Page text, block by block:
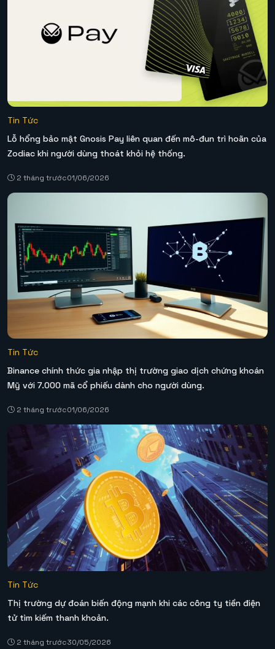
Tin Tức
Lỗ hổng bảo mật Gnosis Pay liên quan đến mô-đun trì hoãn của
Zodiac khi người dùng thoát khỏi hệ thống.
2 tháng trước01/06/2026
Tin Tức
Binance chính thức gia nhập thị trường giao dịch chứng khoán
Mỹ với 7.000 mã cổ phiếu dành cho người dùng.
2 tháng trước01/06/2026
Tin Tức
Thị trường dự đoán biến động mạnh khi các công ty tiền điện
tử tìm kiếm thanh khoản.
2 tháng trước30/05/2026